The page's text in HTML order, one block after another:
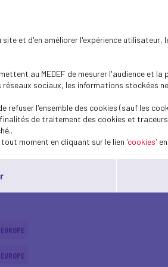
et d'en améliorer l'expérience
au MEDEF de mesurer l'audience et
sociaux, les informations stockées
refuser l'ensemble des cookies (sauf les
de traitement des cookies et
moment en cliquant sur le lien 'cookies'